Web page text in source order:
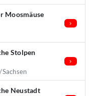
Moosmäuse
Stolpen
Neustadt